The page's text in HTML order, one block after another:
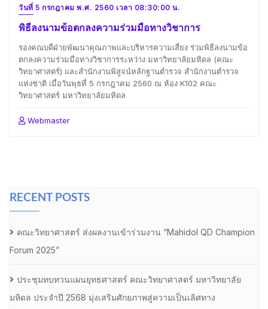
วันที่ 5 กรกฎาคม พ.ศ. 2560 เวลา 08:30:00 น.
พิธีลงนามข้อตกลงความร่วมมือทางวิชาการ
รองคณบดีฝ่ายพัฒนาคุณภาพและบริหารความเสี่ยง ร่วมพิธีลงนามข้อ
ตกลงความร่วมมือทางวิชาการระหว่าง มหาวิทยาลัยมหิดล (คณะ
วิทยาศาสตร์) และสำนักงานพิสูจน์หลักฐานตำรวจ สำนักงานตำรวจ
แห่งชาติ เมื่อวันพุธที่ 5 กรกฎาคม 2560 ณ ห้อง K102 คณะ
วิทยาศาสตร์ มหาวิทยาลัยมหิดล
Webmaster
RECENT POSTS
คณะวิทยาศาสตร์ ส่งผลงานเข้าร่วมงาน “Mahidol QD Champion
Forum 2025”
ประชุมทบทวนแผนยุทธศาสตร์ คณะวิทยาศาสตร์ มหาวิทยาลัย
มหิดล ประจำปี 2568 มุ่งเสริมศักยภาพสู่ความเป็นเลิศทาง